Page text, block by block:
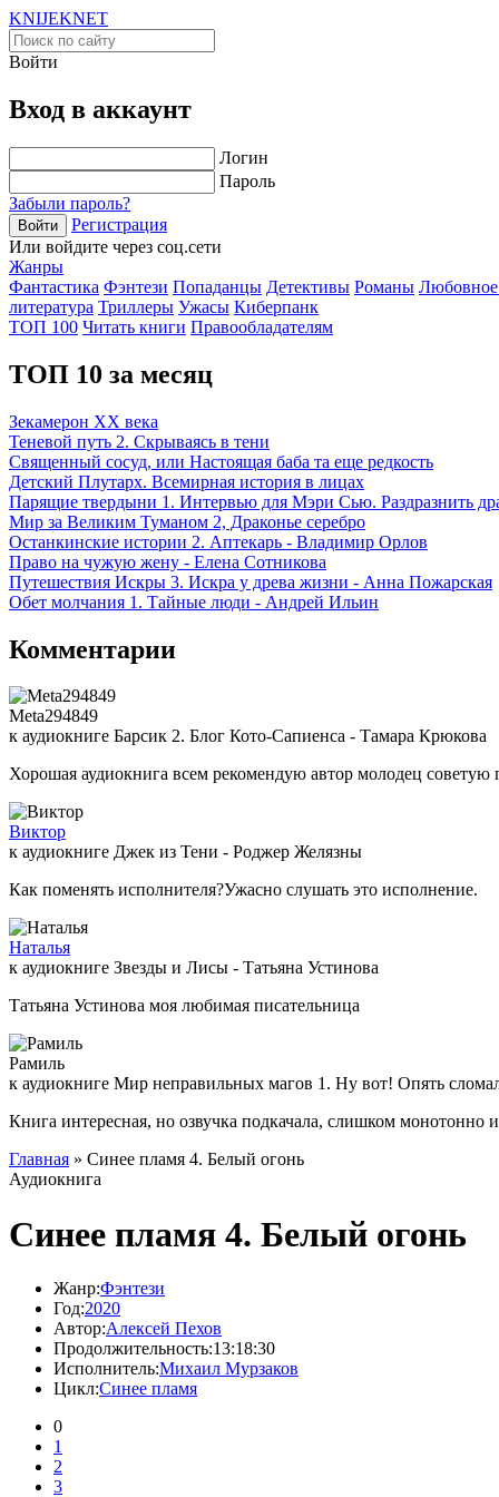
KNIJEKNET
Войти
Вход в аккаунт
Логин
Пароль
Забыли пароль?
Войти
Регистрация
Или войдите через соц.сети
Жанры
Фантастика Фэнтези Попаданцы Детективы Романы Любовное
литература Триллеры Ужасы Киберпанк
ТОП 100 Читать книги Правообладателям
ТОП 10 за месяц
Зекамерон XX века
Теневой путь 2. Скрываясь в тени
Священный сосуд, или Настоящая баба та еще редкость
Детский Плутарх. Всемирная история в лицах
Парящие твердыни 1. Интервью для Мэри Сью. Раздразнить
Мир за Великим Туманом 2, Драконье серебро
Останкинские истории 2. Аптекарь - Владимир Орлов
Право на чужую жену - Елена Сотникова
Путешествия Искры 3. Искра у древа жизни - Анна Пожарская
Обет молчания 1. Тайные люди - Андрей Ильин
Комментарии
Meta294849
к аудиокниге Барсик 2. Блог Кото-Сапиенса - Тамара Крюкова
Хорошая аудиокнига всем рекомендую автор молодец советую
Виктор
к аудиокниге Джек из Тени - Роджер Желязны
Как поменять исполнителя?Ужасно слушать это исполнение.
Наталья
к аудиокниге Звезды и Лисы - Татьяна Устинова
Татьяна Устинова моя любимая писательница
Рамиль
к аудиокниге Мир неправильных магов 1. Ну вот! Опять
Книга интересная, но озвучка подкачала, слишком
Главная » Синее пламя 4. Белый огонь
Аудиокнига
Синее пламя 4. Белый огонь
Жанр:Фэнтези
Год:2020
Автор:Алексей Пехов
Продолжительность:13:18:30
Исполнитель:Михаил Мурзаков
Цикл:Синее пламя
0
1
2
3